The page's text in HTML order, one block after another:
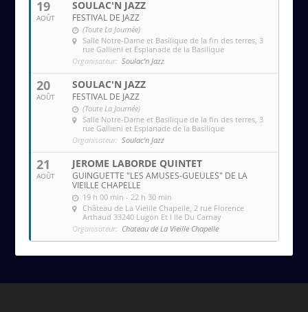
19
AOÛT
SOULAC'N JAZZ
FESTIVAL DE JAZZ
(Toute La Journée)
Salle Notre-Dame et Basilique de la fin des terres, 3
rue Gallieni et Esplanade de la Basilique
Organisateur: Soulac'n Jazz
20
AOÛT
SOULAC'N JAZZ
FESTIVAL DE JAZZ
(Toute La Journée)
Salle Notre-Dame et Basilique de la fin des terres, 3
rue Gallieni et Esplanade de la Basilique
Organisateur: Soulac'n Jazz
21
AOÛT
JEROME LABORDE QUINTET
GUINGUETTE "LES AMUSES-GUEULES" DE LA
VIEILLE CHAPELLE
19 h 00 min - 22 h 30 min
Château de La Vieille Chapelle, 2 rue Florence
Arthaud 33240 Lugon Et l Ile Du Carnay
Organisateur: Chateau de La Vieille Chapelle